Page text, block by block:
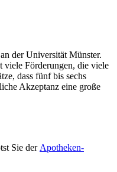
der Universität Münster.
viele Förderungen, die viele
dass fünf bis sechs
Akzeptanz eine große
Sie der Apotheken-